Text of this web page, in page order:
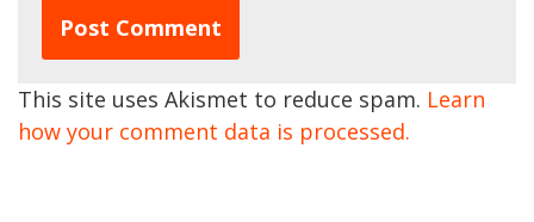
This site uses Akismet to reduce spam. Learn
how your comment data is processed.